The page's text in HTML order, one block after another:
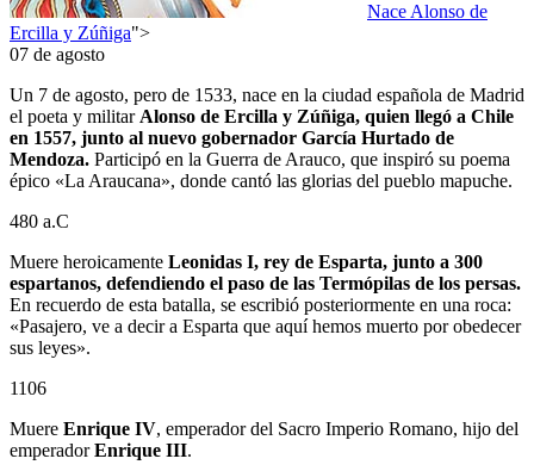
Nace Alonso de
Ercilla y Zúñiga">
07 de agosto
Un 7 de agosto, pero de 1533, nace en la ciudad española de Madrid
el poeta y militar Alonso de Ercilla y Zúñiga, quien llegó a Chile
en 1557, junto al nuevo gobernador García Hurtado de
Mendoza. Participó en la Guerra de Arauco, que inspiró su poema
épico «La Araucana», donde cantó las glorias del pueblo mapuche.
480 a.C
Muere heroicamente Leonidas I, rey de Esparta, junto a 300
espartanos, defendiendo el paso de las Termópilas de los persas.
En recuerdo de esta batalla, se escribió posteriormente en una roca:
«Pasajero, ve a decir a Esparta que aquí hemos muerto por obedecer
sus leyes».
1106
Muere Enrique IV, emperador del Sacro Imperio Romano, hijo del
emperadorEnrique III.